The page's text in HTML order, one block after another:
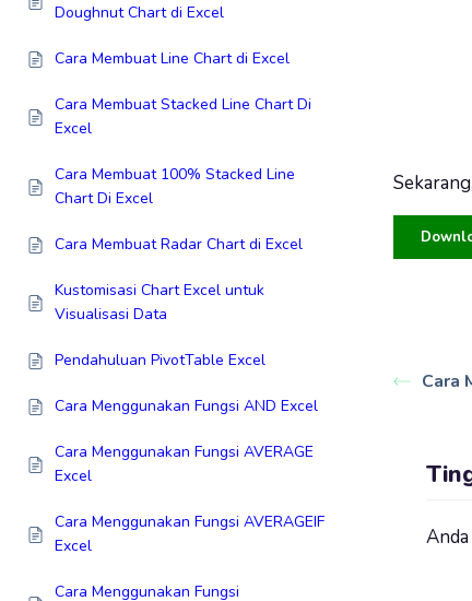
Doughnut Chart di Excel
Cara Membuat Line Chart di Excel
Cara Membuat Stacked Line Chart Di
Excel
Cara Membuat 100% Stacked Line
Chart Di Excel
Cara Membuat Radar Chart di Excel
Kustomisasi Chart Excel untuk
Visualisasi Data
Pendahuluan PivotTable Excel
Cara Menggunakan Fungsi AND Excel
Cara Menggunakan Fungsi AVERAGE
Excel
Cara Menggunakan Fungsi AVERAGEIF
Excel
Cara Menggunakan Fungsi
Cara